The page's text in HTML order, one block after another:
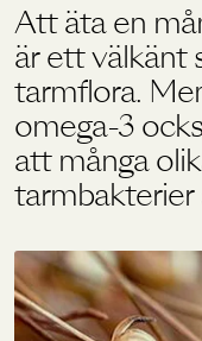
Holistics värld
Utbildning
För återförsäljare
Att äta en
är ett välkänt
tarmflora.
omega-3
att många
tarmbakterier